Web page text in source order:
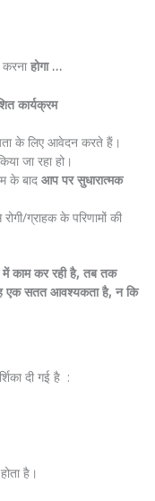
करना होगा …
कार्यक्रम
के लिए आवेदन करते हैं।
जा रहा हो।
के बाद आप पर सुधारात्मक
ग्राहक के परिणामों की
में काम कर रही है, तब तक
एक सतत आवश्यकता है, न कि
दी गई है :
है।